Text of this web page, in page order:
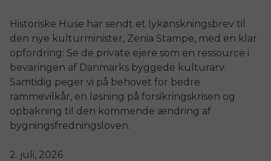
Historiske Huse har sendt et lykønskningsbrev til
den nye kulturminister, Zenia Stampe, med en klar
opfordring: Se de private ejere som en ressource i
bevaringen af Danmarks byggede kulturarv.
Samtidig peger vi på behovet for bedre
rammevilkår, en løsning på forsikringskrisen og
opbakning til den kommende ændring af
bygningsfredningsloven.
2. juli, 2026